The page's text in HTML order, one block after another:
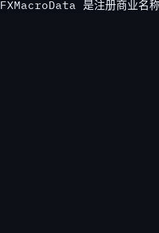
FXMacroData 是注册商业